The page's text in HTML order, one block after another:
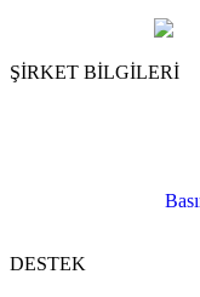
ŞİRKET BİLGİLERİ
DESTEK